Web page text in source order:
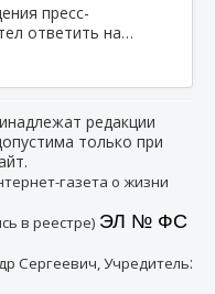
пресс-
ответить на…
редакции
только при
газета о жизни
в реестре) ЭЛ № ФС
Сергеевич, Учредитель: